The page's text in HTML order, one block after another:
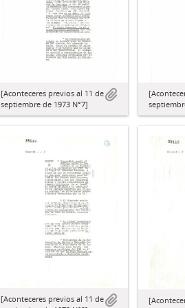
[Aconteceres previos al 11 de
septiembre de 1973 N°7]
[Aconteceres previos al 11 de